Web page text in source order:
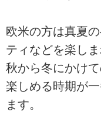
欧米の方は真夏
ティなどを楽し
秋から冬にかけ
楽しめる時期が
ます。